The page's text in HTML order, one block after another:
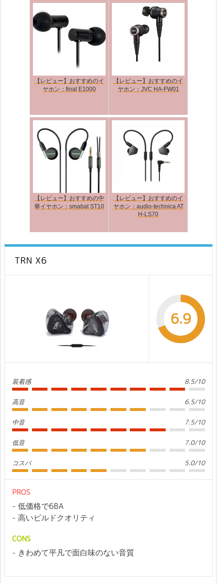
【レビュー】おすすめのイ
ヤホン：final E1000
【レビュー】おすすめのイ
ヤホン：JVC HA-FW01
【レビュー】おすすめの中
華イヤホン：smabat ST10
【レビュー】おすすめのイ
ヤホン：audio-technica AT
H-LS70
TRN X6
6.9
装着感 8.5/10
高音 6.5/10
中音 7.5/10
低音 7.0/10
コスパ 5.0/10
PROS
低価格で6BA
高いビルドクオリティ
CONS
きわめて平凡で面白味のない音質